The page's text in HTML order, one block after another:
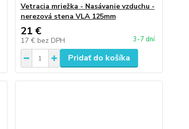
Vetracia mriežka - Nasávanie vzduchu -
nerezová stena VLA 125mm
21 €
17 € bez DPH 3-7 dní
Pridať do košíka